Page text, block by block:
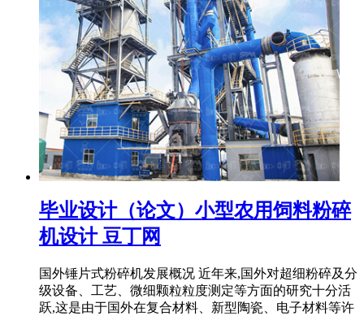
毕业设计（论文）小型农用饲料粉碎
机设计 豆丁网
国外锤片式粉碎机发展概况 近年来,国外对超细粉碎及分
级设备、工艺、微细颗粒粒度测定等方面的研究十分活
跃,这是由于国外在复合材料、新型陶瓷、电子材料等许